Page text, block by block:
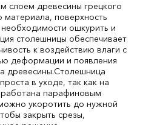
слоем древесины грецкого
материала, поверхность
ошкурить и
столешницы обеспечивает
к воздействию влаги с
деформации и появления
древесины.Столешница
в уходе, так как на
парафиновым
укоротить до нужной
закрыть срезы,